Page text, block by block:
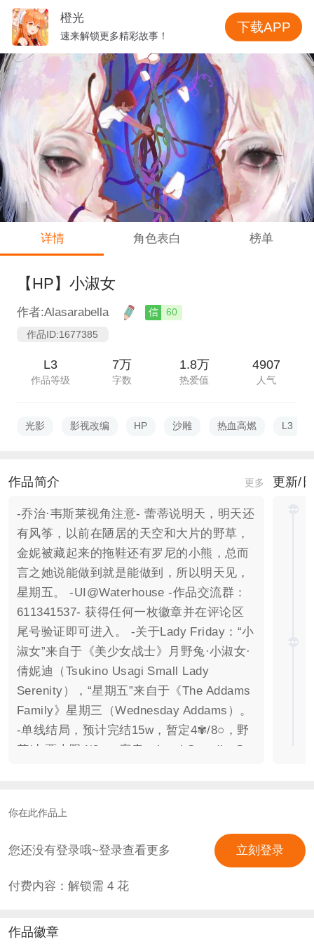
详情 角色表白 榜单
【HP】小淑女
作者:Alasarabella 信
60
作品ID:1677385
L3
作品等级
7万
字数
1.8万
热爱值
4907
人气
光影 影视改编 HP 沙雕 热血高燃 L3
作品简介 更多
-乔治·韦斯莱视角注意- 蕾蒂说明天，明天还
有风筝，以前在陋居的天空和大片的野草，
金妮被藏起来的拖鞋还有罗尼的小熊，总而
言之她说能做到就是能做到，所以明天见，
星期五。 -UI@Waterhouse -作品交流群：
611341537- 获得任何一枚徽章并在评论区
尾号验证即可进入。 -关于Lady Friday：“小
淑女”来自于《美少女战士》月野兔·小淑女·
倩妮迪（Tsukino Usagi Small Lady
Serenity），“星期五”来自于《The Addams
Family》星期三（Wednesday Addams）。
-单线结局，预计完结15w，暂定4✾/8○，野
花/丸票上限4/8。 -客串- -Lumi Seradia @
Cavendish @长风卷尘星垂野 （Oscar
（Heathcote Barbary） -Angelina Johnson
@忧郁小狗 （Adriana Lima） -Katie Bell
@林朋准友 (Viki) -Even Green @禮拜二午
Alasarabella- -@石塚梦见 以及 此号都是我
更新/
你在此作品上
您还没有登录哦~登录查看更多 立刻登录
付费内容：解锁需 4花
作品徽章
橙光
速来解锁更多精彩故事！
下载APP